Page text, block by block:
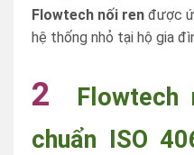
Flowtech nối ren được
hệ thống nhỏ tại hộ gia
2
Flowtech
chuẩn ISO